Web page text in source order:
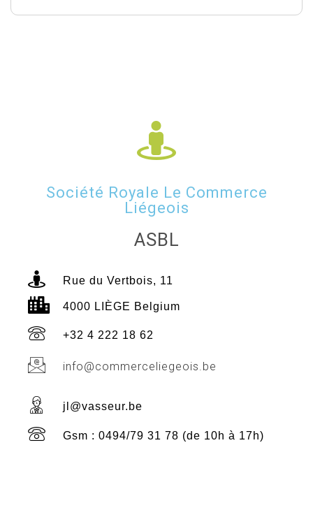
Société Royale Le Commerce
Liégeois
ASBL
Rue du Vertbois, 11
4000 LIÈGE Belgium
+32 4 222 18 62
info@commerceliegeois.be
jl@vasseur.be
Gsm : 0494/79 31 78 (de 10h à 17h)